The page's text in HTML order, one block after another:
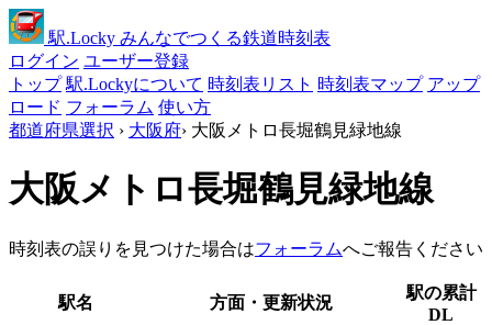
駅.Locky みんなでつくる鉄道時刻表
ログイン ユーザー登録
トップ 駅.Lockyについて 時刻表リスト 時刻表マップ アップ
ロード フォーラム 使い方
都道府県選択 › 大阪府› 大阪メトロ長堀鶴見緑地線
大阪メトロ長堀鶴見緑地線
時刻表の誤りを見つけた場合はフォーラムへご報告ください
駅名 方面・更新状況
駅の累計
DL